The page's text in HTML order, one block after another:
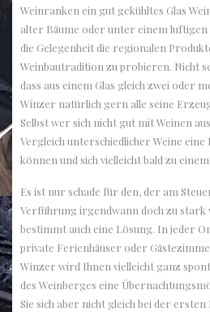
Weinranken ein gut gekühltes Glas
alter Bäume oder unter einem luftigen
die Gelegenheit die regionalen
Weinbautradition zu probieren. Nicht
dass aus einem Glas gleich zwei oder
Winzer natürlich gern alle seine
Selbst wer sich nicht gut mit Weinen
Vergleich unterschiedlicher Weine
können und sich vielleicht bald zu
Es ist nur schade für den, der am
Verführung irgendwann doch zu
bestimmt auch eine Lösung. In jeder
private Ferienhäuser oder
Winzer wird Ihnen vielleicht ganz
des Weinberges eine
Sie sich aber nicht gleich bei der